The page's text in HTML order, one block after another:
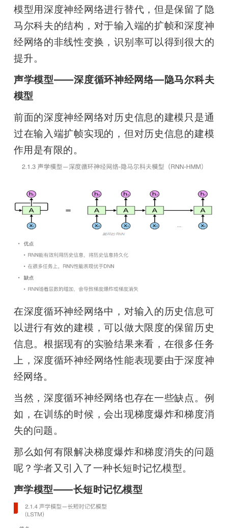
模型用深度神经网络进行替代，但是保留了隐
马尔科夫的结构，对于输入端的扩帧和深度神
经网络的非线性变换，识别率可以得到很大的
提升。
声学模型——深度循环神经网络—隐马尔科夫
模型
前面的深度神经网络对历史信息的建模只是通
过在输入端扩帧实现的，但对历史信息的建模
作用是有限的。
在深度循环神经网络中，对输入的历史信息可
以进行有效的建模，可以做大限度的保留历史
信息。根据现有的实验结果来看，在很多任务
上，深度循环神经网络性能表现要由于深度神
经网络。
当然，深度循环神经网络也存在一些缺点。例
如，在训练的时候，会出现梯度爆炸和梯度消
失的问题。
那么如何有限解决梯度爆炸和梯度消失的问题
呢？学者又引入了一种长短时记忆模型。
声学模型——长短时记忆模型